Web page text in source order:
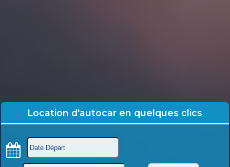
Location d'autocar en quelques clics